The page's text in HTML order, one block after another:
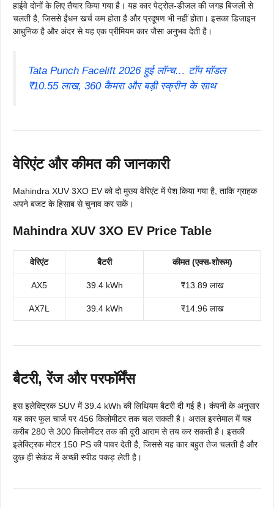
हाईवे दोनों के लिए तैयार किया गया है। यह कार पेट्रोल-डीजल की जगह बिजली से
चलती है, जिससे ईंधन खर्च कम होता है और प्रदूषण भी नहीं होता। इसका डिजाइन
आधुनिक है और अंदर से यह एक प्रीमियम कार जैसा अनुभव देती है।
Tata Punch Facelift 2026 हुई लॉन्च… टॉप मॉडल
₹10.55 लाख, 360 कैमरा और बड़ी स्क्रीन के साथ
वेरिएंट और कीमत की जानकारी
Mahindra XUV 3XO EV को दो मुख्य वेरिएंट में पेश किया गया है, ताकि ग्राहक
अपने बजट के हिसाब से चुनाव कर सकें।
Mahindra XUV 3XO EV Price Table
वेरिएंट बैटरी कीमत (एक्स-शोरूम)
AX5 39.4 kWh ₹13.89 लाख
AX7L 39.4 kWh ₹14.96 लाख
बैटरी, रेंज और परफॉर्मेंस
इस इलेक्ट्रिक SUV में 39.4 kWh की लिथियम बैटरी दी गई है। कंपनी के अनुसार
यह कार फुल चार्ज पर 456 किलोमीटर तक चल सकती है। असल इस्तेमाल में यह
करीब 280 से 300 किलोमीटर तक की दूरी आराम से तय कर सकती है। इसकी
इलेक्ट्रिक मोटर 150 PS की पावर देती है, जिससे यह कार बहुत तेज चलती है और
कुछ ही सेकंड में अच्छी स्पीड पकड़ लेती है।